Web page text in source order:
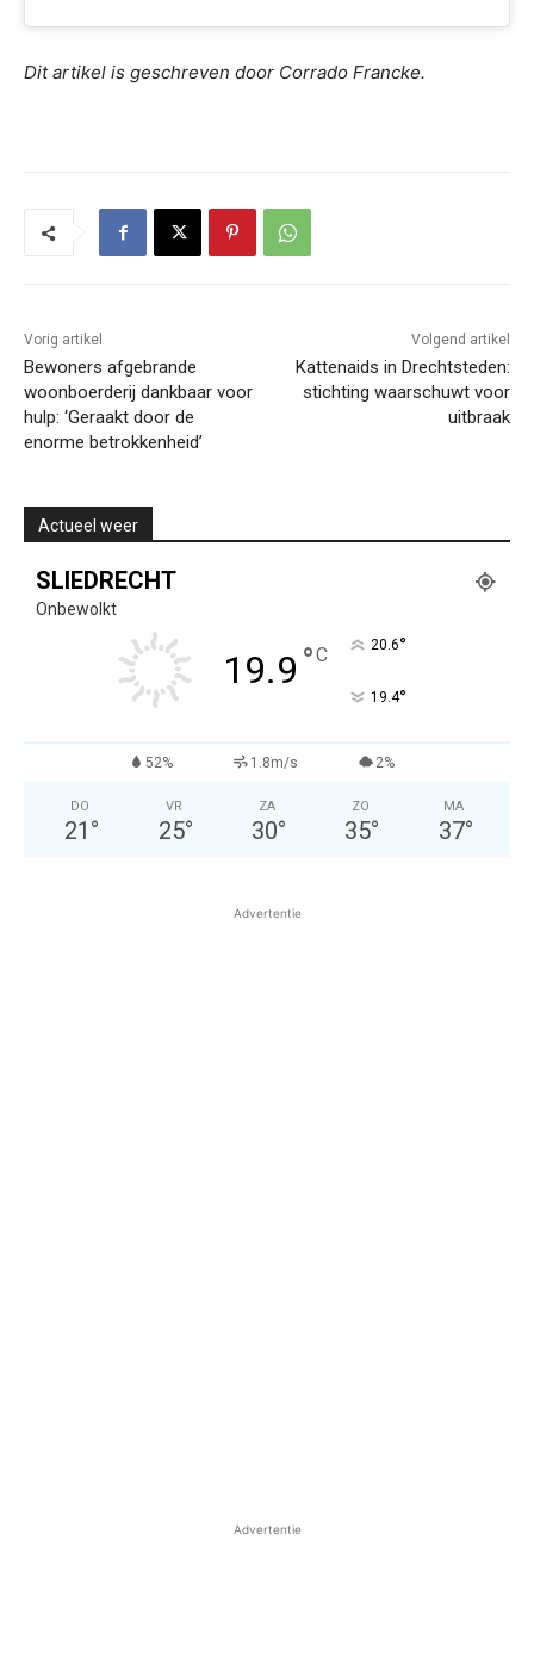
Dit artikel is geschreven door Corrado Francke.
Vorig artikel
Bewoners afgebrande
woonboerderij dankbaar voor
hulp: ‘Geraakt door de
enorme betrokkenheid’
Volgend artikel
Kattenaids in Drechtsteden:
stichting waarschuwt voor
uitbraak
Actueel weer
SLIEDRECHT
Onbewolkt
19.9 °C 20.6°
19.4°
52% 1.8m/s 2%
DO
21 °
VR
25°
ZA
30°
ZO
35°
MA
37°
Advertentie
Advertentie